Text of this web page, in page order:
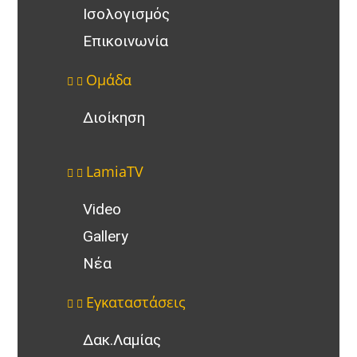
Ισολογισμός
Επικοινωνία
Ομάδα
Διοίκηση
LamiaTV
Video
Gallery
Νέα
Εγκαταστάσεις
Δακ.Λαμίας